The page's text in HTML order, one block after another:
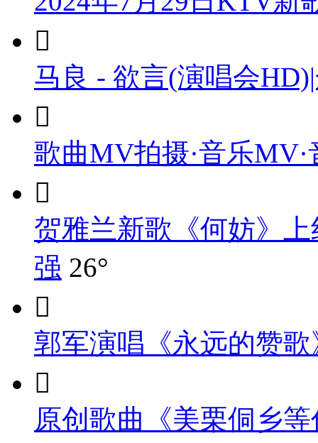

马良 - 欲言(演唱会

歌曲MV拍摄·音乐

贺雅兰新歌《何妨》
强 26°

郭军演唱《永远的赞

原创歌曲《美栗侗乡